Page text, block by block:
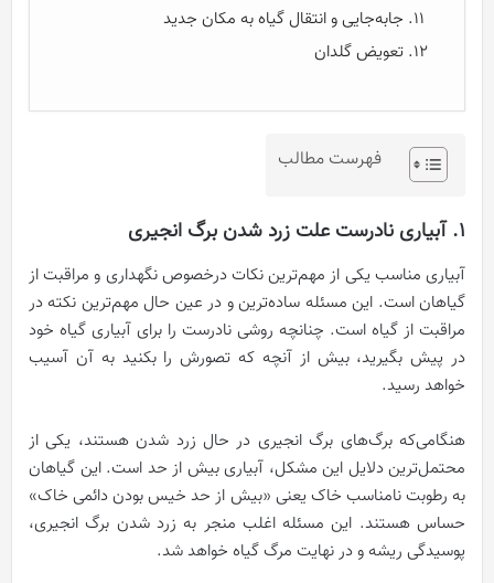
جابه‌جایی و انتقال گیاه به مکان جدید
تعویض گلدان
فهرست مطالب
1. آبیاری نادرست علت زرد شدن برگ انجیری
آبیاری مناسب یکی از مهم‌ترین نکات درخصوص نگهداری و مراقبت از
گیاهان است. این مسئله ساده‌ترین و در عین حال مهم‌ترین نکته در
مراقبت از گیاه است. چنانچه روشی نادرست را برای آبیاری گیاه خود
در پیش بگیرید، بیش از آنچه که تصورش را بکنید به آن آسیب
خواهد رسید.
هنگامی‌که برگ‌های برگ انجیری در حال زرد شدن هستند، یکی از
محتمل‌ترین دلایل این مشکل، آبیاری بیش از حد است. این گیاهان
به رطوبت نامناسب خاک یعنی «بیش از حد خیس بودن دائمی خاک»
حساس هستند. این مسئله اغلب منجر به زرد شدن برگ‌ انجیری،
پوسیدگی ریشه و در نهایت مرگ گیاه خواهد شد.